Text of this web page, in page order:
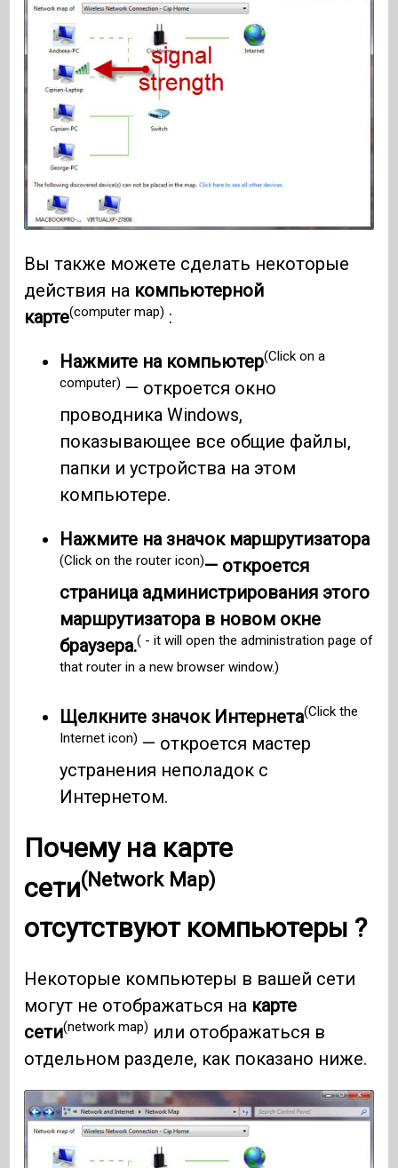
Вы также можете сделать некоторые
действия на компьютерной
карте(computer map) :
Нажмите на компьютер(Click on a
computer) — откроется окно
проводника Windows,
показывающее все общие файлы,
папки и устройства на этом
компьютере.
Нажмите на значок маршрутизатора
(Click on the router icon)— откроется
страница администрирования этого
маршрутизатора в новом окне
браузера.( - it will open the administration page of
that router in a new browser window.)
Щелкните значок Интернета(Click the
Internet icon) — откроется мастер
устранения неполадок с
Интернетом.
Почему на карте
сети(Network Map)
отсутствуют компьютеры ?
Некоторые компьютеры в вашей сети
могут не отображаться на карте
сети(network map) или отображаться в
отдельном разделе, как показано ниже.